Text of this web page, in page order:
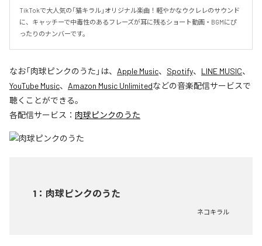
TikTokで大人気の「猫キラル」オリジナル楽曲！軽やかなウクレレのサウンド
に、キャッチーで中毒性のあるフレーズが耳に残るショート動画・BGMにぴ
ったりのナンバーです。
なお「肉球ピンクのうた 」は、 Apple Music、 Spotify、 LINE MUSIC、
YouTube Music、 Amazon Music Unlimitedなどの音楽配信サービスで
聴くことができる。
各配信サービス： 肉球ピンクのうた
1 ： 肉球ピンクのうた
ネコキラル